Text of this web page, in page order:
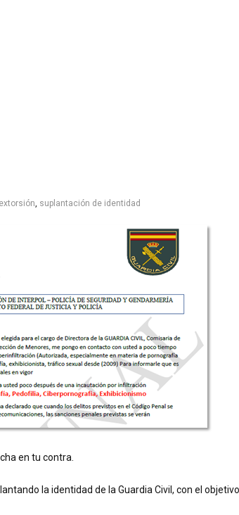
, suplantación de identidad
en tu contra.
la identidad de la Guardia Civil, con el